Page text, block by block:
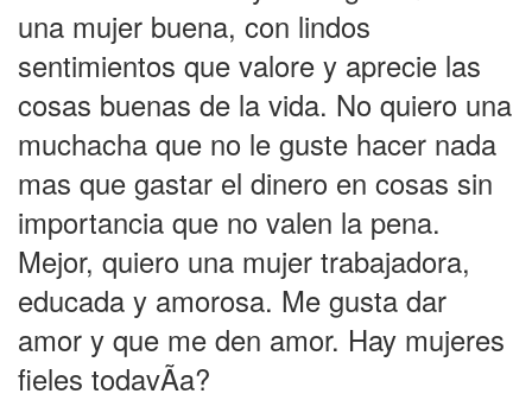
una mujer buena, con lindos
sentimientos que valore y aprecie las
cosas buenas de la vida. No quiero una
muchacha que no le guste hacer nada
mas que gastar el dinero en cosas sin
importancia que no valen la pena.
Mejor, quiero una mujer trabajadora,
educada y amorosa. Me gusta dar
amor y que me den amor. Hay mujeres
fieles todavÃ­a?